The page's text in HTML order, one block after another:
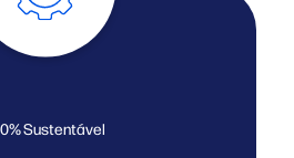
Sustentável